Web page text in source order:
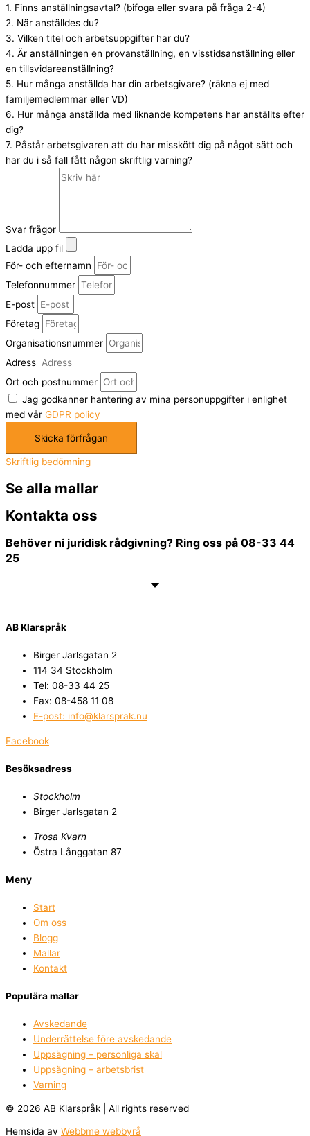
1. Finns anställningsavtal? (bifoga eller svara på fråga 2-4)
2. När anställdes du?
3. Vilken titel och arbetsuppgifter har du?
4. Är anställningen en provanställning, en visstidsanställning eller
en tillsvidareanställning?
5. Hur många anställda har din arbetsgivare? (räkna ej med
familjemedlemmar eller VD)
6. Hur många anställda med liknande kompetens har anställts efter
dig?
7. Påstår arbetsgivaren att du har misskött dig på något sätt och
har du i så fall fått någon skriftlig varning?
Svar frågor
Ladda upp fil
För- och efternamn
Telefonnummer
E-post
Företag
Organisationsnummer
Adress
Ort och postnummer
Jag godkänner hantering av mina personuppgifter i enlighet
med vår GDPR policy
Skicka förfrågan
Skriftlig bedömning
Se alla mallar
Kontakta oss
Behöver ni juridisk rådgivning? Ring oss på 08-33 44
25
AB Klarspråk
Birger Jarlsgatan 2​
114 34 Stockholm
Tel: 08-33 44 25
Fax: 08-458 11 08
E-post: info@klarsprak.nu
Facebook
Besöksadress
Stockholm
Birger Jarlsgatan 2
Trosa Kvarn
Östra Långgatan 87
Meny
Start
Om oss
Blogg
Mallar
Kontakt
Populära mallar
Avskedande
Underrättelse före avskedande
Uppsägning – personliga skäl
Uppsägning – arbetsbrist
Varning
© 2026 AB Klarspråk | All rights reserved
Hemsida av Webbme webbyrå